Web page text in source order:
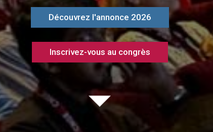
Inscrivez-vous au congrès
Découvrez l'annonce 2026